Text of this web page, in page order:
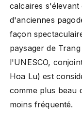
calcaires s'élevant
d'anciennes
façon
paysager de
l'UNESCO,
Hoa Lu) est
comme plus beau
moins fréquenté.